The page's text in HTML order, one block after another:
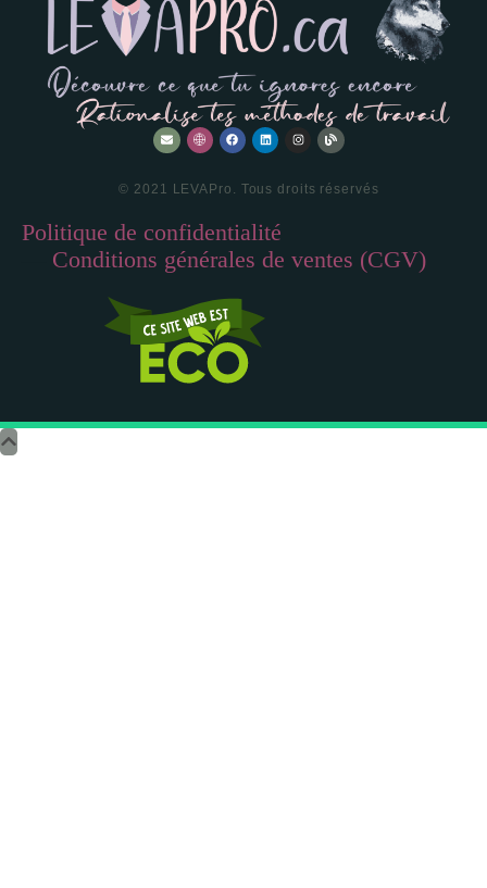
© 2021 LEVAPro. Tous droits réservés
Politique de confidentialité
Conditions générales de ventes (CGV)